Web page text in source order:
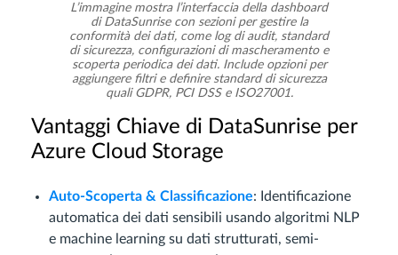
L’immagine mostra l’interfaccia della dashboard
di DataSunrise con sezioni per gestire la
conformità dei dati, come log di audit, standard
di sicurezza, configurazioni di mascheramento e
scoperta periodica dei dati. Include opzioni per
aggiungere filtri e definire standard di sicurezza
quali GDPR, PCI DSS e ISO27001.
Vantaggi Chiave di DataSunrise per
Azure Cloud Storage
Auto-Scoperta & Classificazione: Identificazione
automatica dei dati sensibili usando algoritmi NLP
e machine learning su dati strutturati, semi-